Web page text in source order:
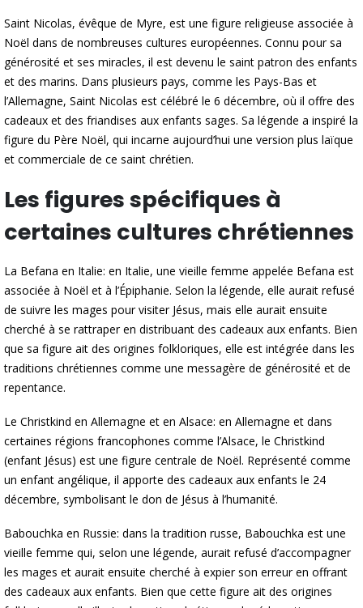
Saint Nicolas, évêque de Myre, est une figure religieuse associée à
Noël dans de nombreuses cultures européennes. Connu pour sa
générosité et ses miracles, il est devenu le saint patron des enfants
et des marins. Dans plusieurs pays, comme les Pays-Bas et
l’Allemagne, Saint Nicolas est célébré le 6 décembre, où il offre des
cadeaux et des friandises aux enfants sages. Sa légende a inspiré la
figure du Père Noël, qui incarne aujourd’hui une version plus laïque
et commerciale de ce saint chrétien.
Les figures spécifiques à
certaines cultures chrétiennes
La Befana en Italie: en Italie, une vieille femme appelée Befana est
associée à Noël et à l’Épiphanie. Selon la légende, elle aurait refusé
de suivre les mages pour visiter Jésus, mais elle aurait ensuite
cherché à se rattraper en distribuant des cadeaux aux enfants. Bien
que sa figure ait des origines folkloriques, elle est intégrée dans les
traditions chrétiennes comme une messagère de générosité et de
repentance.
Le Christkind en Allemagne et en Alsace: en Allemagne et dans
certaines régions francophones comme l’Alsace, le Christkind
(enfant Jésus) est une figure centrale de Noël. Représenté comme
un enfant angélique, il apporte des cadeaux aux enfants le 24
décembre, symbolisant le don de Jésus à l’humanité.
Babouchka en Russie: dans la tradition russe, Babouchka est une
vieille femme qui, selon une légende, aurait refusé d’accompagner
les mages et aurait ensuite cherché à expier son erreur en offrant
des cadeaux aux enfants. Bien que cette figure ait des origines